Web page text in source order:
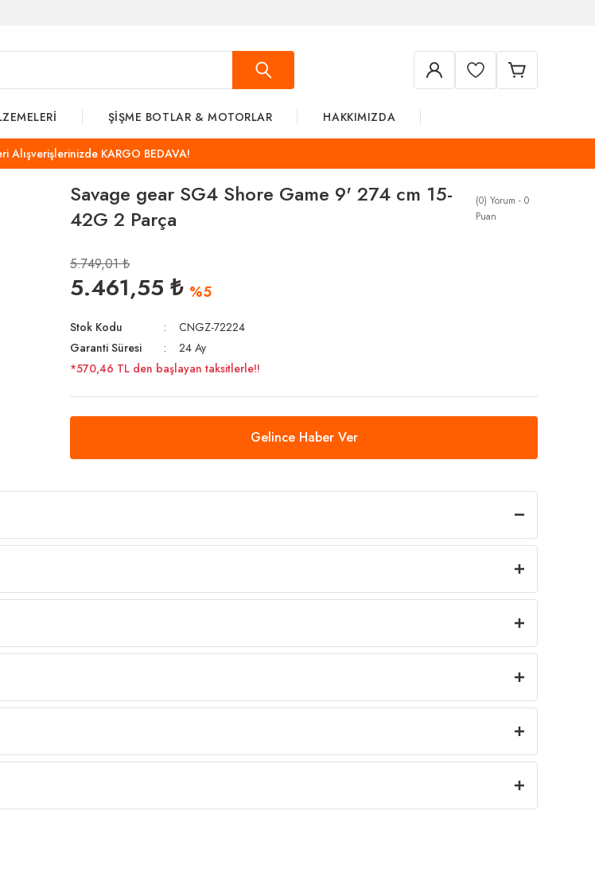
ŞİŞME BOTLAR & MOTORLAR HAKKIMIZDA
Alışverişlerinizde KARGO BEDAVA!
Savage gear SG4 Shore Game 9' 274 cm 15-
42G 2 Parça
(0) Yorum - 0
Puan
5.749,01 ₺
5.461,55 ₺ %5
Stok Kodu
CNGZ-72224
Garanti Süresi
24 Ay
*570,46 TL den başlayan taksitlerle!!
Gelince Haber Ver